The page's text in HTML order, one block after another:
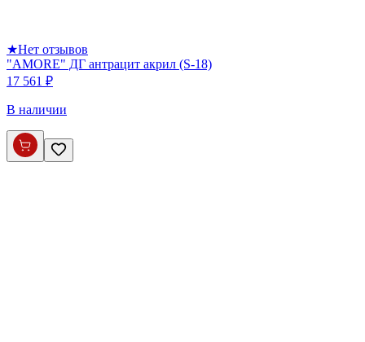
★Нет отзывов
"AMORE" ДГ антрацит акрил (S-18)
17 561 ₽
В наличии